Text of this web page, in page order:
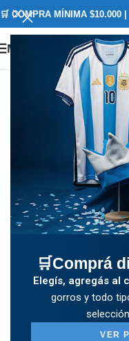
🛒Comprá
Elegís, agregás al
gorros y todo
VER
🛒 COMPRA MÍNIMA $10.000
Menú